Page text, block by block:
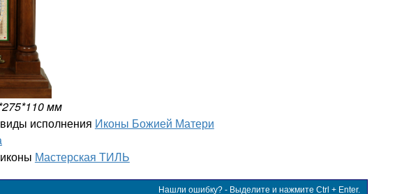
мм
исполнения Иконы Божией Матери
Мастерская ТИЛЬ
Нашли ошибку? - Выделите и нажмите Ctrl + Enter.